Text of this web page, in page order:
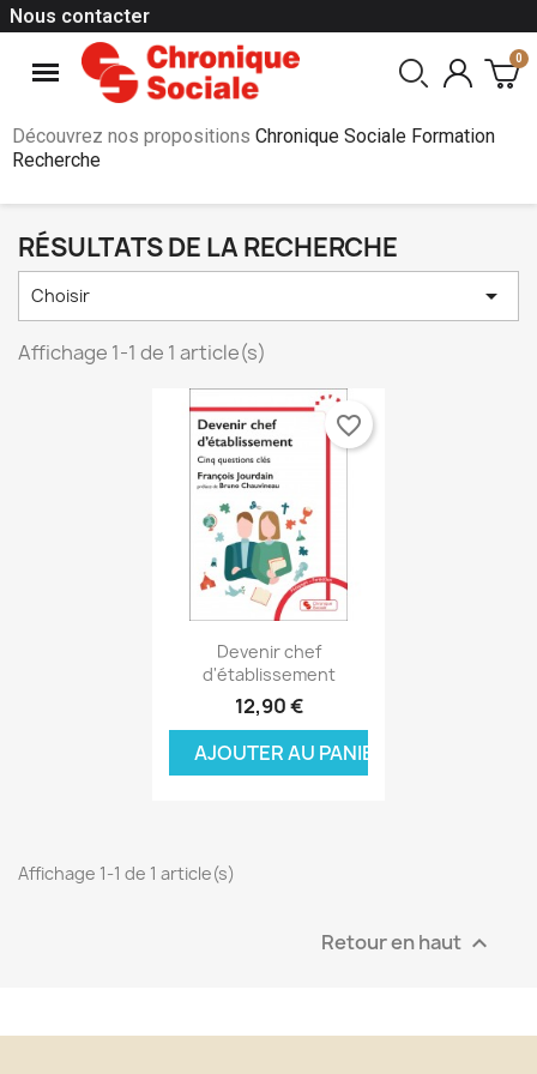
Nous contacter
Découvrez nos propositions Chronique Sociale Formation
Recherche
RÉSULTATS DE LA RECHERCHE
Choisir 
Affichage 1-1 de 1 article(s)
Aperçu rapide
Devenir chef
d'établissement
12,90 €
AJOUTER AU PANIER
favorite_border
Affichage 1-1 de 1 article(s)
Retour en haut 